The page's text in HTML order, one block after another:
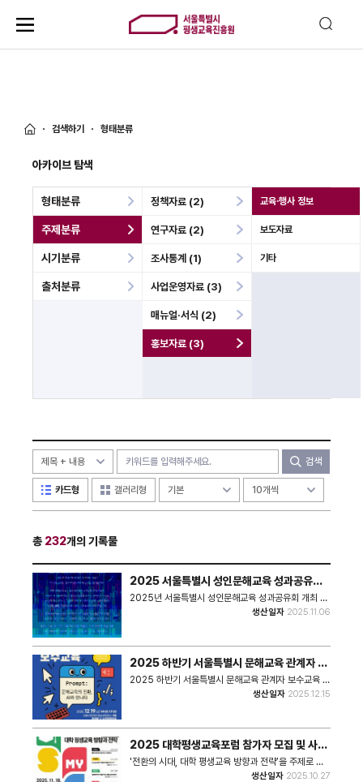
검색하기 형태분류
아카이브 탐색
형태분류
주제분류
정책자료 (2)
연구자료 (2)
조사통계 (1)
사업운영자료 (3)
매뉴얼·서식 (2)
홍보자료 (3)
교육·행사 정보
보도자료
기타
시기분류
출처분류
검색
카드형 갤러리형
총 232개의 기록물
2025 서울특별시 성인문해교육 성과공유회
개최 안내 포스터
2025년 서울특별시 성인문해교육 성과공유회 개최 안
생산일자 2025.11.06
2025 하반기 서울특별시 문해교육 관계자 보
수교육 안내 포스터
2025 하반기 서울특별시 문해교육 관계자 보수교육 안
생산일자 2025.12.15
2025 대학평생교육포럼 참가자 모집 및 사전
등록 안내 포스터
'전환의 시대, 대학 평생교육 방향과 전략’을 주제로 하
는 「대학평생교육포럼」홍보 포스터이다.
생산일자 2025.10.27